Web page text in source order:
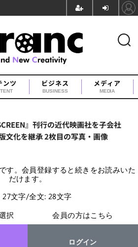
ンツ ビジネス
BUSINESS
メディア
MEDIA
』刊行の近代映画社を子会社
文化を継承 2枚目の写真・画像
す。会員登録すると続きをお読みいた
だけます。
27文字/全文: 28文字
択
会員の方はこちら
ログイン